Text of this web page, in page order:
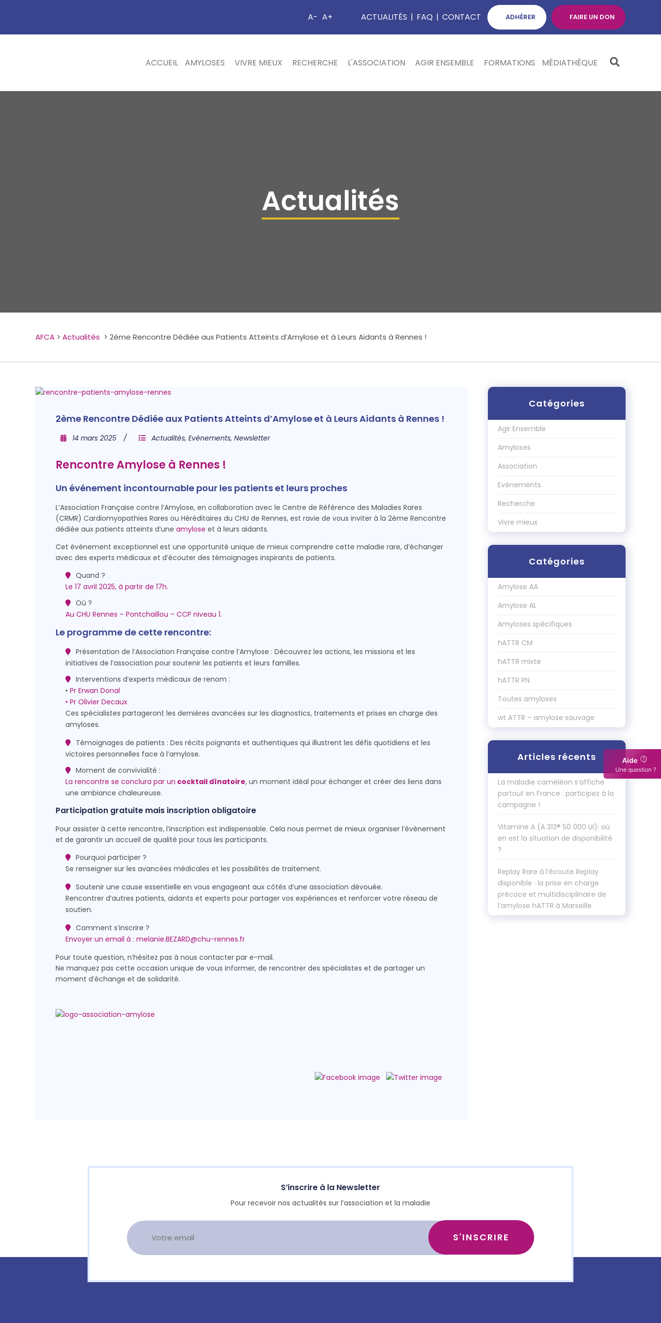
A- A+ ACTUALITÉS | FAQ | CONTACT ADHÉRER FAIRE UN DON
ACCUEIL AMYLOSES VIVRE MIEUX RECHERCHE L'ASSOCIATION AGIR ENSEMBLE FORMATIONS MÉDIATHÈQUE
Actualités
AFCA > Actualités > 2ème Rencontre Dédiée aux Patients Atteints d’Amylose et à Leurs Aidants à Rennes !
2ème Rencontre Dédiée aux Patients Atteints d’Amylose et à Leurs Aidants à Rennes !
14 mars 2025 Actualités, Evénements, Newsletter
Rencontre Amylose à Rennes !
Un événement incontournable pour les patients et leurs proches
L’Association Française contre l’Amylose, en collaboration avec le Centre de Référence des Maladies Rares
(CRMR) Cardiomyopathies Rares ou Héréditaires du CHU de Rennes, est ravie de vous inviter à la 2ème Rencontre
dédiée aux patients atteints d’une amylose et à leurs aidants.
Cet événement exceptionnel est une opportunité unique de mieux comprendre cette maladie rare, d’échanger
avec des experts médicaux et d’écouter des témoignages inspirants de patients.
Quand ?
Le 17 avril 2025, à partir de 17h.
Où ?
Au CHU Rennes – Pontchaillou – CCP niveau 1.
Le programme de cette rencontre:
Présentation de l’Association Française contre l’Amylose : Découvrez les actions, les missions et les
initiatives de l’association pour soutenir les patients et leurs familles.
Interventions d’experts médicaux de renom :
• Pr Erwan Donal
• Pr Olivier Decaux
Ces spécialistes partageront les dernières avancées sur les diagnostics, traitements et prises en charge des
amyloses.
Témoignages de patients : Des récits poignants et authentiques qui illustrent les défis quotidiens et les
victoires personnelles face à l’amylose.
Moment de convivialité :
La rencontre se conclura par un cocktail dînatoire, un moment idéal pour échanger et créer des liens dans
une ambiance chaleureuse.
Participation gratuite mais inscription obligatoire
Pour assister à cette rencontre, l’inscription est indispensable. Cela nous permet de mieux organiser l’événement
et de garantir un accueil de qualité pour tous les participants.
Pourquoi participer ?
Se renseigner sur les avancées médicales et les possibilités de traitement.
Soutenir une cause essentielle en vous engageant aux côtés d’une association dévouée.
Rencontrer d’autres patients, aidants et experts pour partager vos expériences et renforcer votre réseau de
soutien.
Comment s’inscrire ?
Envoyer un email à : melanie.BEZARD@chu-rennes.fr
Pour toute question, n’hésitez pas à nous contacter par e-mail.
Ne manquez pas cette occasion unique de vous informer, de rencontrer des spécialistes et de partager un
moment d’échange et de solidarité.
Catégories
Agir Ensemble
Amyloses
Association
Evénements
Recherche
Vivre mieux
Catégories
Amylose AA
Amylose AL
Amyloses spécifiques
hATTR CM
hATTR mixte
hATTR PN
Toutes amyloses
wt ATTR – amylose sauvage
Articles récents
La maladie caméléon s’affiche
partout en France : participez à la
campagne !
Vitamine A (A 313® 50 000 UI): où
en est la situation de disponibilité
?
Replay Rare à l’écoute Replay
disponible : la prise en charge
précoce et multidisciplinaire de
l’amylose hATTR à Marseille
S’inscrire à la Newsletter
Pour recevoir nos actualités sur l’association et la maladie
Aide
Une question ?